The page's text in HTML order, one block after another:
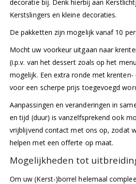
decoratie bij. Denk hierbij aan
Kerstslingers en kleine decoraties.
De pakketten zijn mogelijk vanaf 10
Mocht uw voorkeur uitgaan naar
(i.p.v. van het dessert zoals op het
mogelijk. Een extra ronde met
voor een scherpe prijs toegevoegd
Aanpassingen en veranderingen in
en tijd (duur) is vanzelfsprekend ook
vrijblijvend contact met ons op, zodat
helpen met een offerte op maat.
Mogelijkheden tot
Om uw (Kerst-)borrel helemaal